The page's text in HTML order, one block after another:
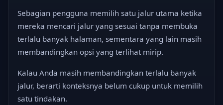
Sebagian pengguna memilih satu jalur utama ketika
mereka mencari jalur yang sesuai tanpa membuka
terlalu banyak halaman, sementara yang lain masih
membandingkan opsi yang terlihat mirip.
Kalau Anda masih membandingkan terlalu banyak
jalur, berarti konteksnya belum cukup untuk memilih
satu tindakan.